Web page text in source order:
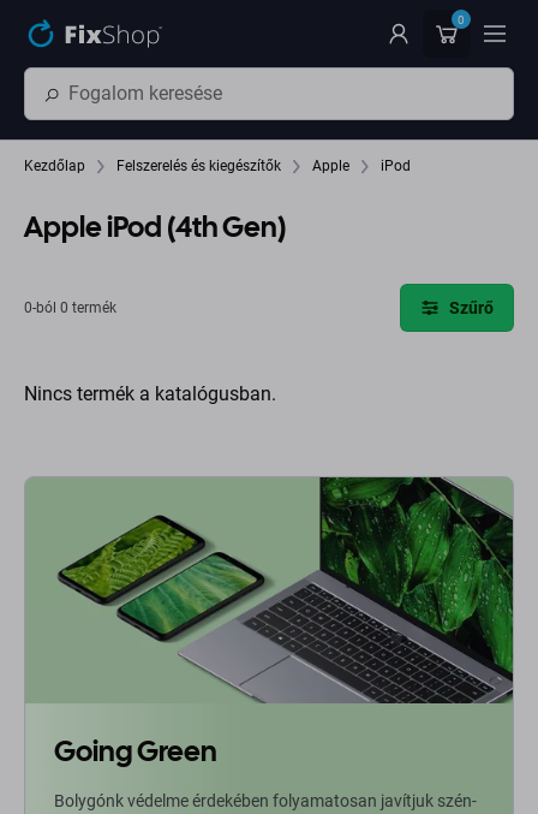
0
Kezdőlap Felszerelés és kiegészítők Apple iPod
Apple iPod (4th Gen)
0-ból 0 termék Szűrő
Nincs termék a katalógusban.
Going Green
Bolygónk védelme érdekében folyamatosan javítjuk szén-